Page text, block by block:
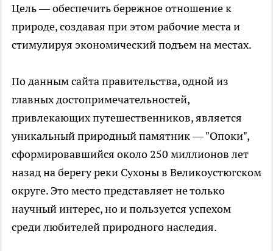
Цель — обеспечить бережное отношение к
природе, создавая при этом рабочие места и
стимулируя экономический подъем на местах.
По данным сайта правительства, одной из
главных достопримечательностей,
привлекающих путешественников, является
уникальный природный памятник — "Опоки",
сформировавшийся около 250 миллионов лет
назад на берегу реки Сухоны в Великоустюгском
округе. Это место представляет не только
научный интерес, но и пользуется успехом
среди любителей природного наследия.